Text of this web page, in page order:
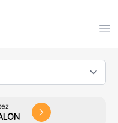
Evénements et
arrow_forward_ios